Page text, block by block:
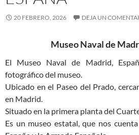
20 FEBRERO, 2026 DEJA UN
Museo Naval de
El Museo Naval de Madrid,
fotográfico del museo.
Ubicado en el Paseo del Pra­do,
en Madrid.
Situado en la primera planta del
Es un museo estatal, que nos